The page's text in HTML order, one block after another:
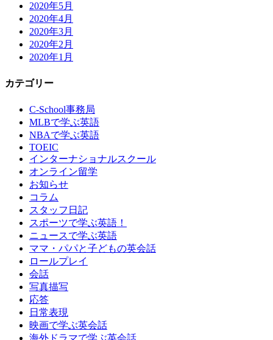
2020年5月
2020年4月
2020年3月
2020年2月
2020年1月
カテゴリー
C-School事務局
MLBで学ぶ英語
NBAで学ぶ英語
TOEIC
インターナショナルスクール
オンライン留学
お知らせ
コラム
スタッフ日記
スポーツで学ぶ英語！
ニュースで学ぶ英語
ママ・パパと子どもの英会話
ロールプレイ
会話
写真描写
応答
日常表現
映画で学ぶ英会話
海外ドラマで学ぶ英会話